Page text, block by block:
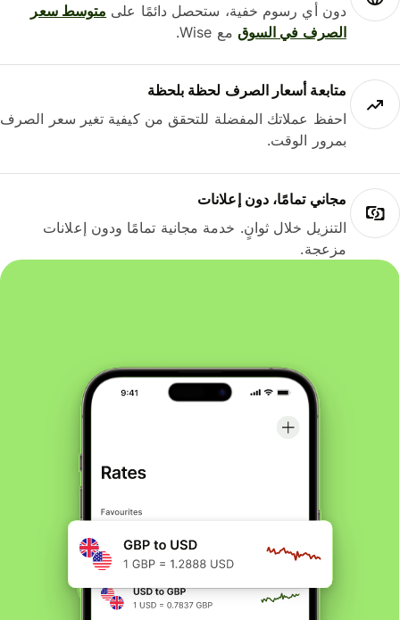
دون أي رسوم خفية، ستحصل دائمًا علىمتوسط ​​سعر
الصرف في السوقمع Wise.
متابعة أسعار الصرف لحظة بلحظة
احفظ عملاتك المفضلة للتحقق من كيفية تغير سعر الصرف
بمرور الوقت.
مجاني تمامًا، دون إعلانات
التنزيل خلال ثوانٍ. خدمة مجانية تمامًا ودون إعلانات
مزعجة.